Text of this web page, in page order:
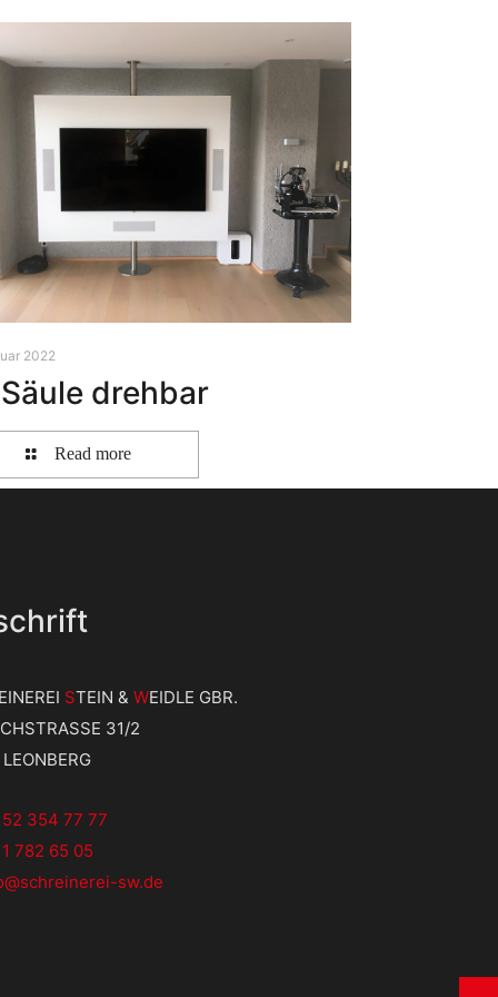
2022
drehbar
Read more
STEIN & WEIDLE GBR.
31/2
354 77 77
782 65 05
sw.de